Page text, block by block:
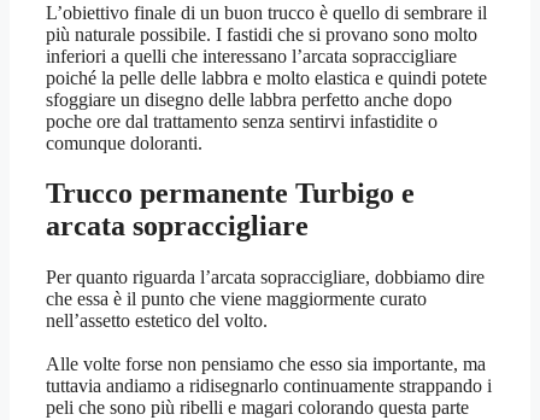
L’obiettivo finale di un buon trucco è quello di sembrare il
più naturale possibile. I fastidi che si provano sono molto
inferiori a quelli che interessano l’arcata sopraccigliare
poiché la pelle delle labbra e molto elastica e quindi potete
sfoggiare un disegno delle labbra perfetto anche dopo
poche ore dal trattamento senza sentirvi infastidite o
comunque doloranti.
Trucco permanente Turbigo e
arcata sopraccigliare
Per quanto riguarda l’arcata sopraccigliare, dobbiamo dire
che essa è il punto che viene maggiormente curato
nell’assetto estetico del volto.
Alle volte forse non pensiamo che esso sia importante, ma
tuttavia andiamo a ridisegnarlo continuamente strappando i
peli che sono più ribelli e magari colorando questa parte